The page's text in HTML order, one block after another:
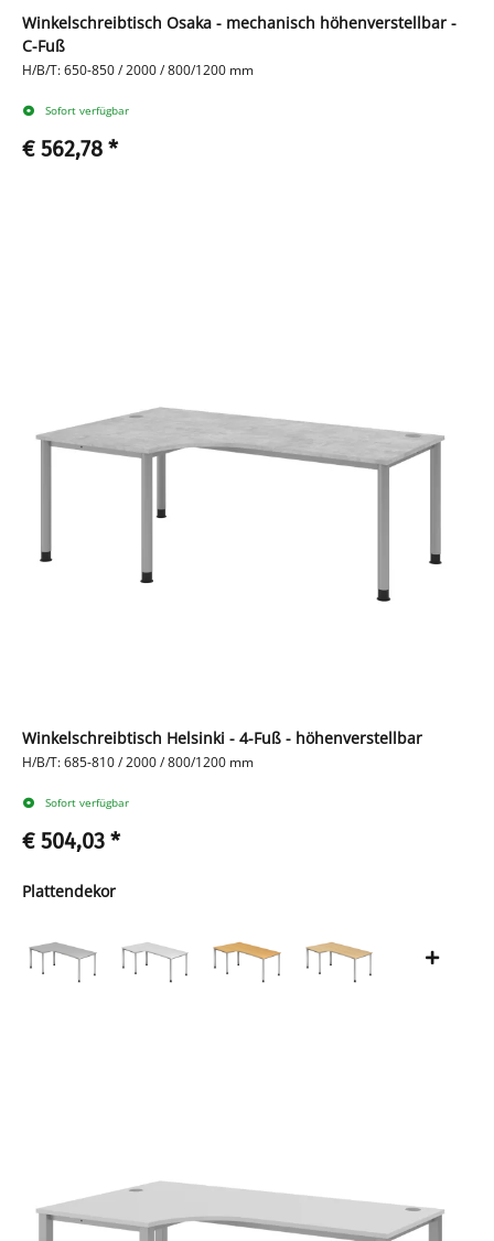
Winkelschreibtisch Osaka - mechanisch höhenverstellbar -
C-Fuß
H/B/T: 650-850 / 2000 / 800/1200 mm
Sofort verfügbar
€ 562,78 *
Winkelschreibtisch Helsinki - 4-Fuß - höhenverstellbar
H/B/T: 685-810 / 2000 / 800/1200 mm
Sofort verfügbar
€ 504,03 *
Plattendekor